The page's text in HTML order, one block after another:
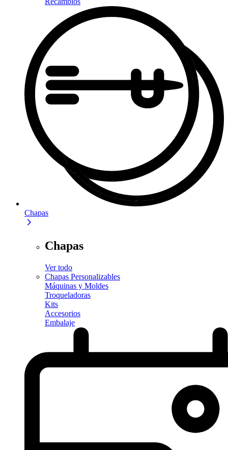
Chapas
Chapas
Ver todo
Chapas Personalizables
Máquinas y Moldes
Troqueladoras
Kits
Accesorios
Embalaje